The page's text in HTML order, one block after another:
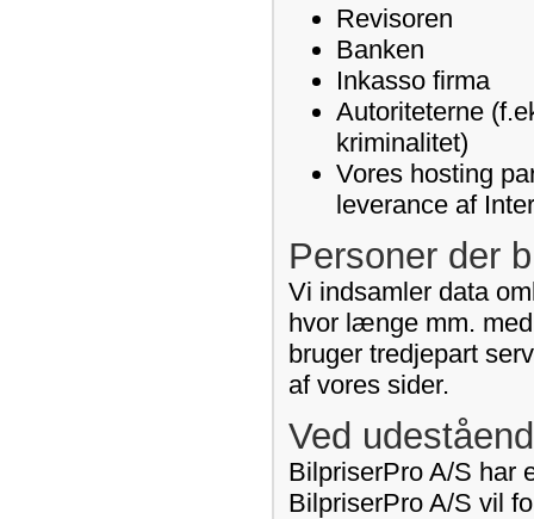
Revisoren
Banken
Inkasso firma
Autoriteterne
kriminalitet)
Vores hosting
leverance af
Personer der
Vi indsamler data
hvor længe mm.
bruger tredjepart
af vores sider.
Ved
BilpriserPro A/S har
BilpriserPro A/S vil